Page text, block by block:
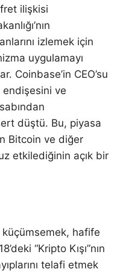
ilişkisi
izlemek için
uygulamayı
Coinbase’in CEO’su
ve
düştü. Bu, piyasa
Bitcoin ve diğer
etkilediğinin açık bir
küçümsemek, hafife
“Kripto Kışı”nın
telafi etmek